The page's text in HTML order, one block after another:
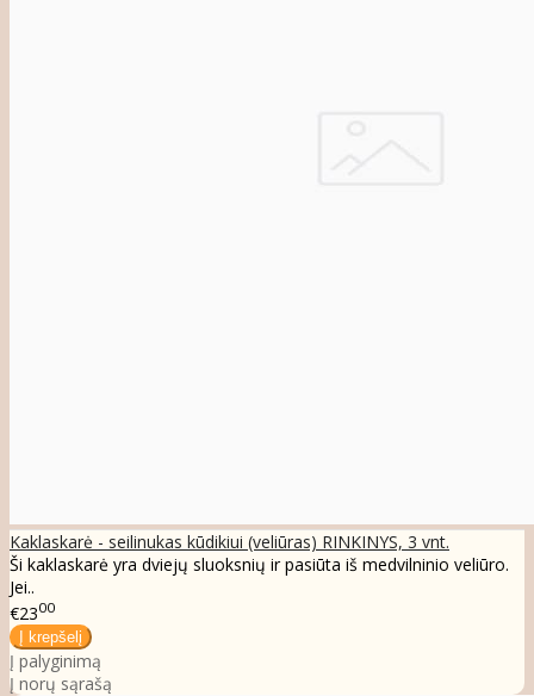
Kaklaskarė - seilinukas kūdikiui (veliūras) RINKINYS, 3 vnt.
Ši kaklaskarė yra dviejų sluoksnių ir pasiūta iš medvilninio veliūro.
Jei..
€2300
Į palyginimą
Į norų sąrašą